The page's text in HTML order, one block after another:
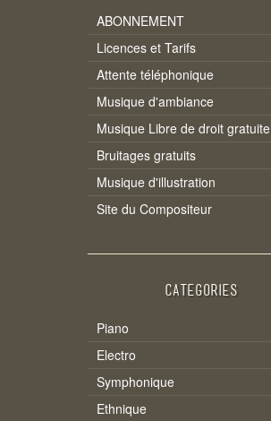
ABONNEMENT
Licences et Tarifs
Attente téléphonique
Musique d'ambiance
Musique Libre de droit gratuite
Bruitages gratuits
Musique d'illustration
Site du Compositeur
CATEGORIES
Piano
Electro
Symphonique
Ethnique